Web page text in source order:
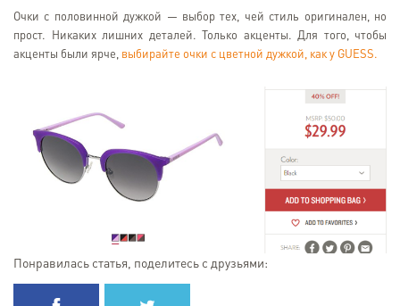
Очки с половинной дужкой — выбор тех, чей стиль оригинален, но
прост. Никаких лишних деталей. Только акценты. Для того, чтобы
акценты были ярче, выбирайте очки с цветной дужкой, как у GUESS.
Понравилась статья, поделитесь с друзьями: